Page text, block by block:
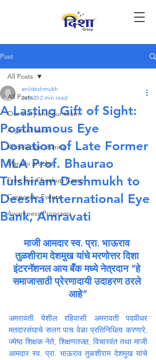
Post
All Posts
Our story and our team
A gift of vision
Knowledge sharing
Marathi articles
Free Eye Checkup Camp
Corporate Events
Awareness Programs
All Posts
A Lasting Gift of Sight:
Posthumous Eye
Donation of Late Former
MLA Prof. Bhaurao
Tulshiram Deshmukh to
Deesha International Eye
Bank, Amravati
anildeshmukh
Jun 20 2 min read
माजी आमदार स्व. प्रा. भाऊराव
तुळशीराम देशमुख यांचे मरणोत्तर दिशा
इंटरनॅशनल आय बँक मध्ये नेत्रदान “हे
समाजासाठी प्रेरणादायी उदाहरण ठरले
आहे”
अमरावती येशील रहिवासी अमरावती पदवीधर
मतदारसंघाचे सलग पाच वेळा प्रतिनिधित्व करणारे,
ज्येष्ठ शिक्षक नेते, शिक्षणतज्ज्ञ, विचारवंत तथा माजी
आमदार स्व. प्रा. भाऊराव तुळशीराम देशमुख यांचे